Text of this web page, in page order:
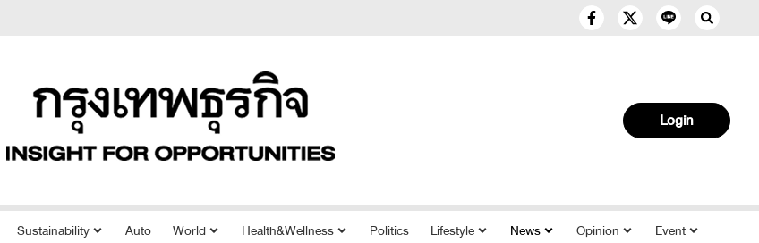
Login
Sustainability Auto World Health&Wellness Politics Lifestyle News Opinion Event